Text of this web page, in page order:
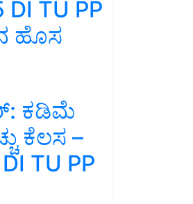
TU PP
ಹೊಸ
ಕಡಿಮೆ
ಕೆಲಸ –
TU PP